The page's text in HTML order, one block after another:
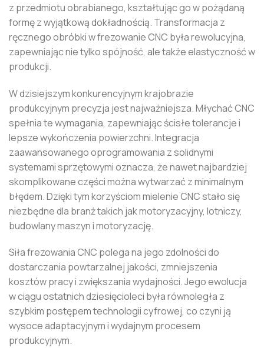
z przedmiotu obrabianego, kształtując go w pożądaną
formę z wyjątkową dokładnością. Transformacja z
ręcznego obróbki w frezowanie CNC była rewolucyjna,
zapewniając nie tylko spójność, ale także elastyczność w
produkcji.
W dzisiejszym konkurencyjnym krajobrazie
produkcyjnym precyzja jest najważniejsza. Młychać CNC
spełnia te wymagania, zapewniając ścisłe tolerancje i
lepsze wykończenia powierzchni. Integracja
zaawansowanego oprogramowania z solidnymi
systemami sprzętowymi oznacza, że ​​nawet najbardziej
skomplikowane części można wytwarzać z minimalnym
błędem. Dzięki tym korzyściom mielenie CNC stało się
niezbędne dla branż takich jak motoryzacyjny, lotniczy,
budowlany maszyn i motoryzację.
Siła frezowania CNC polega na jego zdolności do
dostarczania powtarzalnej jakości, zmniejszenia
kosztów pracy i zwiększania wydajności. Jego ewolucja
w ciągu ostatnich dziesięcioleci była równoległa z
szybkim postępem technologii cyfrowej, co czyni ją
wysoce adaptacyjnym i wydajnym procesem
produkcyjnym.